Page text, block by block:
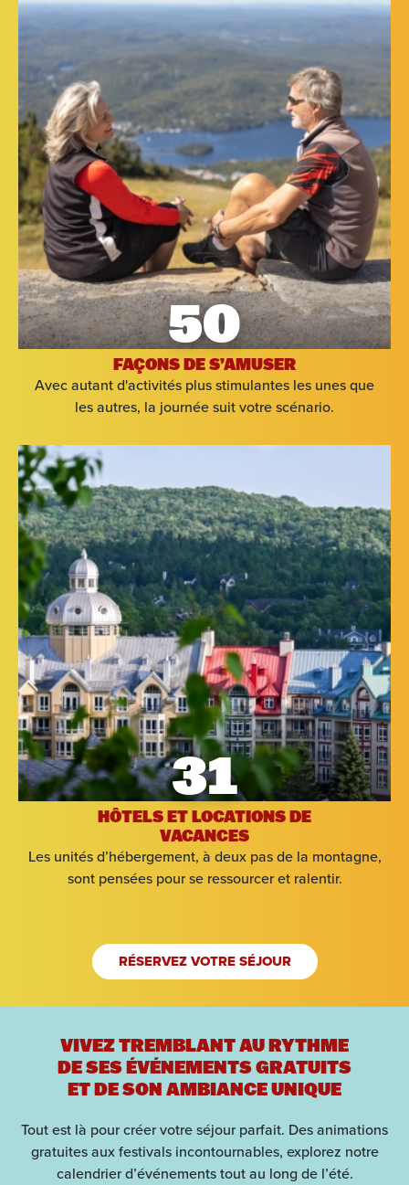
50
FAÇONS DE S’AMUSER
Avec autant d'activités plus stimulantes les unes que
les autres, la journée suit votre scénario.
31
HÔTELS ET LOCATIONS DE
VACANCES
Les unités d’hébergement, à deux pas de la montagne,
sont pensées pour se ressourcer et ralentir.
RÉSERVEZ VOTRE SÉJOUR
VIVEZ TREMBLANT AU RYTHME
DE SES ÉVÉNEMENTS GRATUITS
ET DE SON AMBIANCE UNIQUE
Tout est là pour créer votre séjour parfait. Des animations
gratuites aux festivals incontournables, explorez notre
calendrier d’événements tout au long de l’été.